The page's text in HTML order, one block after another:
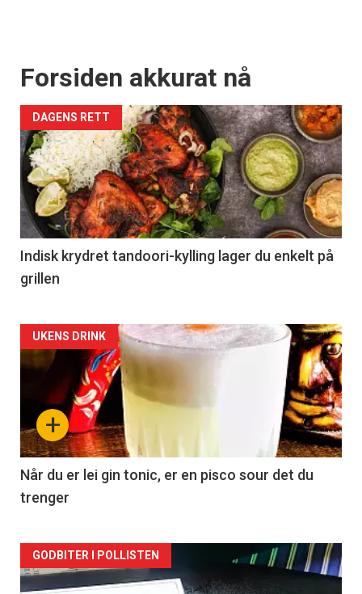
Forsiden akkurat nå
DAGENS RETT
Indisk krydret tandoori-kylling lager du enkelt på
grillen
Forsiden
akkurat
nå
-
2
+
UKENS DRINK
Når du er lei gin tonic, er en pisco sour det du
trenger
Forsiden
GODBITER I POLLISTEN